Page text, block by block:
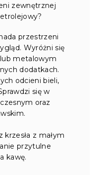
zewnętrznej
przestrzeni
Wyróżni się
metalowym
dodatkach.
odcieni bieli,
się w
oraz
krzesła z małym
przytulne
kawę.